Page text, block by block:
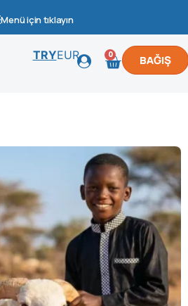
Menü için tıklayın
TRYEUR 0 BAĞIŞ